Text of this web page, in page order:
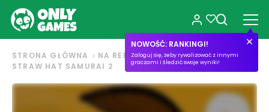
NOWOŚĆ: RANKINGI!
Zaloguj się, żeby rywalizować z innymi
graczami i śledzić swoje wyniki!
STRONA GŁÓWNA
NA REFLEKS
STRAW HAT SAMURAI 2